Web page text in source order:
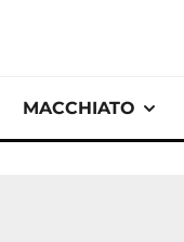
MACCHIATO